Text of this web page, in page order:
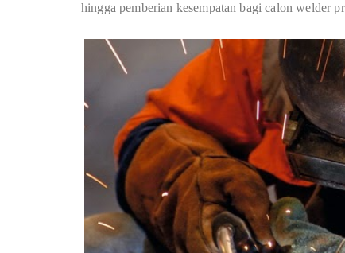
hingga pemberian kesempatan bagi calon welder